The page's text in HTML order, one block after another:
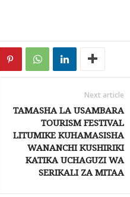
Next article
TAMASHA LA USAMBARA
TOURISM FESTIVAL
LITUMIKE KUHAMASISHA
WANANCHI KUSHIRIKI
KATIKA UCHAGUZI WA
SERIKALI ZA MITAA